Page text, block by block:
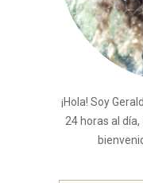
¡Hola! Soy
24 horas al